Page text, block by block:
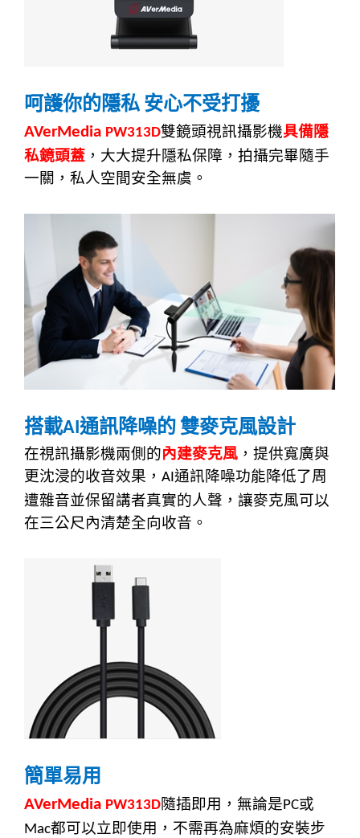
呵護你的隱私 安心不受打擾
AVerMedia PW313D雙鏡頭視訊攝影機具備隱
私鏡頭蓋 ，大大提升隱私保障，拍攝完畢隨手
一關，私人空間安全無虞。
搭載AI 通訊降噪的雙麥克風設計
在視訊攝影機兩側的內建麥克風 ，提供寬廣與
更沈浸的收音效果， AI 通訊降噪功能降低了周
遭雜音並保留講者真實的人聲，讓麥克風可以
在三公尺內清楚全向收音。
簡單易用
AVerMedia PW313D隨插即用，無論是 PC或
Mac都可以立即使用，不需再為麻煩的安裝步